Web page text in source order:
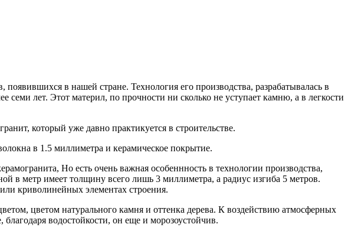
в нашей стране. Технология его производства, разрабатывалась в
лет. Этот материл, по прочности ни сколько не уступает камню, а в легкости
который уже давно практикуется в строительстве.
в 1.5 миллиметра и керамическое покрытие.
Но есть очень важная особеннность в технологии производства,
в метр имеет толщину всего лишь 3 миллиметра, а радиус изгиба 5 метров.
криволинейных элементах строения.
цветом натурального камня и оттенка дерева. К воздействию атмосферных
водостойкости, он еще и морозоустойчив.